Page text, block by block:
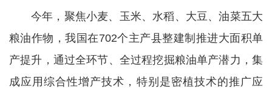
今年，聚焦小麦、玉米、水稻、大豆、油菜五大
粮油作物，我国在702个主产县整建制推进大面积单
产提升，通过全环节、全过程挖掘粮油单产潜力，集
成应用综合性增产技术，特别是密植技术的推广应